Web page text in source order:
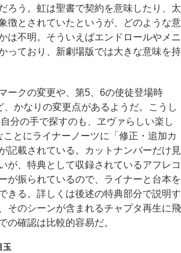
ろう。虹は聖書で契約を意味したり、太
徴とされていたというが、どのような意
は不明。そういえばエンドロールやメニ
っており、新劇場版では大きな意味を持
ークの変更や、第5、6の使徒登場時
、かなりの変更点があるようだ。こうし
分の手で探すのも、ヱヴァらしい楽し
とにライナーノーツに「修正・追加カ
記載されている。カットナンバーだけ見
が、特典として収録されているアフレコ
が振られているので、ライナーと台本を
きる。詳しくは後述の特典部分で説明す
そのシーンが含まれるチャプタ再生に飛
の確認は比較的容易だ。
玉